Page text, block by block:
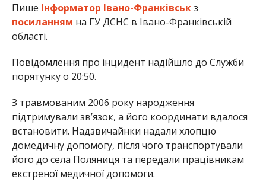
Пише Інформатор Івано-Франківськз
посиланням на ГУ ДСНС в Івано-Франківській
області.
Повідомлення про інцидент надійшло до Служби
порятунку о 20:50.
З травмованим 2006 року народження
підтримували зв’язок, а його координати вдалося
встановити. Надзвичайнки надали хлопцю
домедичну допомогу, після чого транспортували
його до села Поляниця та передали працівникам
екстреної медичної допомоги.